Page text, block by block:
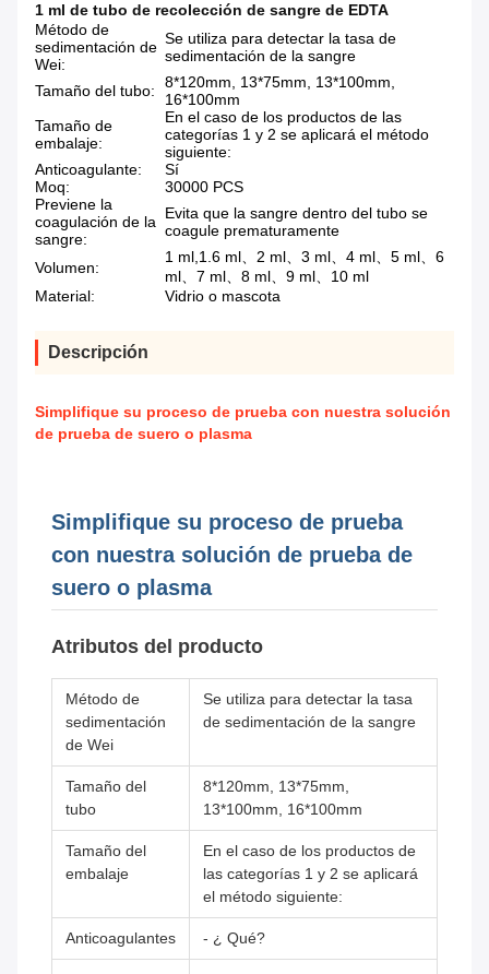
1 ml de tubo de recolección de sangre de EDTA
Método de
sedimentación de
Wei:
Se utiliza para detectar la tasa de
sedimentación de la sangre
Tamaño del tubo:
8*120mm, 13*75mm, 13*100mm,
16*100mm
Tamaño de
embalaje:
En el caso de los productos de las
categorías 1 y 2 se aplicará el método
siguiente:
Anticoagulante:
Sí
Moq:
30000 PCS
Previene la
coagulación de la
sangre:
Evita que la sangre dentro del tubo se
coagule prematuramente
Volumen:
1 ml,1.6 ml、2 ml、3 ml、4 ml、5 ml、6
ml、7 ml、8 ml、9 ml、10 ml
Material:
Vidrio o mascota
Descripción
Simplifique su proceso de prueba con nuestra solución
de prueba de suero o plasma
Simplifique su proceso de prueba
con nuestra solución de prueba de
suero o plasma
Atributos del producto
Método de
sedimentación
de Wei
Se utiliza para detectar la tasa
de sedimentación de la sangre
Tamaño del
tubo
8*120mm, 13*75mm,
13*100mm, 16*100mm
Tamaño del
embalaje
En el caso de los productos de
las categorías 1 y 2 se aplicará
el método siguiente:
Anticoagulantes - ¿ Qué?